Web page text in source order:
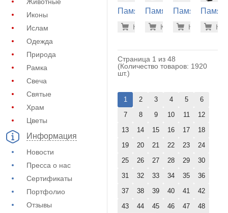
Иконы
Ислам
Одежда
Природа
Рамка
Свеча
Святые
Храм
Цветы
Информация
Новости
Пресса о нас
Сертификаты
Портфолио
Отзывы
Памятник
гранита
-7%
Купить
Памятник
гранита
-7%
Купить
Памятник
гранита
-
Купить
Страница 1 из 48
(Количество товаров: 1920
шт.)
1 2 3 4 5
6
7
8 9 10 11
12
13
14 15 16 17
18
19
20 21 22 23
24
25
26 27 28 29
30
31
32 33 34 35
36
37
38 39 40 41
42
43
44 45 46 47 48